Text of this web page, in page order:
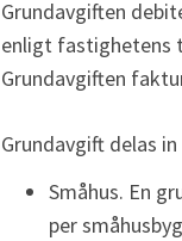
Grundavgiften
enligt fastighetens
Grundavgiften
Grundavgift delas
Småhus. En
per